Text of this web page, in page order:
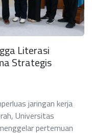
Literasi
Strategis
jaringan kerja
Universitas
pertemuan